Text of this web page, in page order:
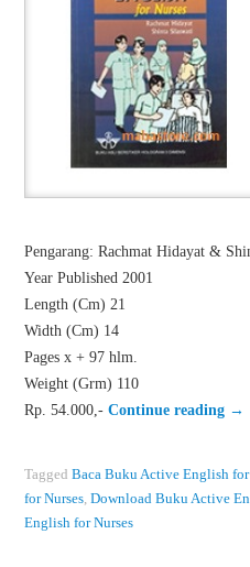
Pengarang: Rachmat Hidayat &
Year Published 2001
Length (Cm) 21
Width (Cm) 14
Pages x + 97 hlm.
Weight (Grm) 110
Rp. 54.000,- Continue reading →
Tagged Baca Buku Active English for
for Nurses, Download Buku Active
English for Nurses